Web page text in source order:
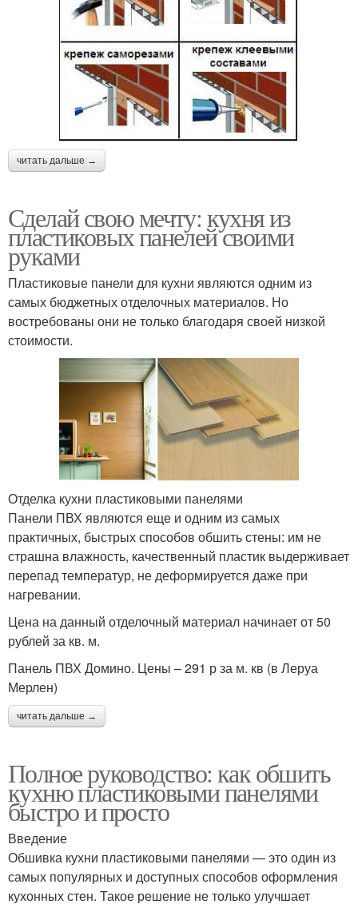
читать дальше →
Сделай свою мечту: кухня из
пластиковых панелей своими
руками
Пластиковые панели для кухни являются одним из
самых бюджетных отделочных материалов. Но
востребованы они не только благодаря своей низкой
стоимости.
Отделка кухни пластиковыми панелями
Панели ПВХ являются еще и одним из самых
практичных, быстрых способов обшить стены: им не
страшна влажность, качественный пластик выдерживает
перепад температур, не деформируется даже при
нагревании.
Цена на данный отделочный материал начинает от 50
рублей за кв. м.
Панель ПВХ Домино. Цены – 291 р за м. кв (в Леруа
Мерлен)
читать дальше →
Полное руководство: как обшить
кухню пластиковыми панелями
быстро и просто
Введение
Обшивка кухни пластиковыми панелями — это один из
самых популярных и доступных способов оформления
кухонных стен. Такое решение не только улучшает